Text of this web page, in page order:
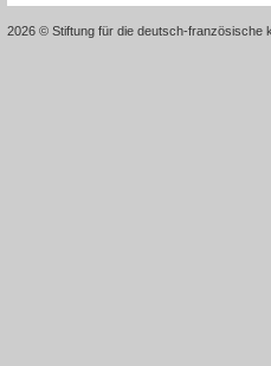
2026 © Stiftung für die deutsch-französische